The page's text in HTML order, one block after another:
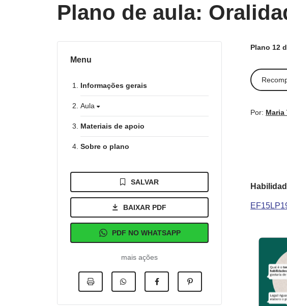
Plano de aula:
Menu
Informações gerais
Aula
Materiais de apoio
Sobre o plano
SALVAR
BAIXAR PDF
PDF NO WHATSAPP
mais ações
Plano 12
Por: Maria